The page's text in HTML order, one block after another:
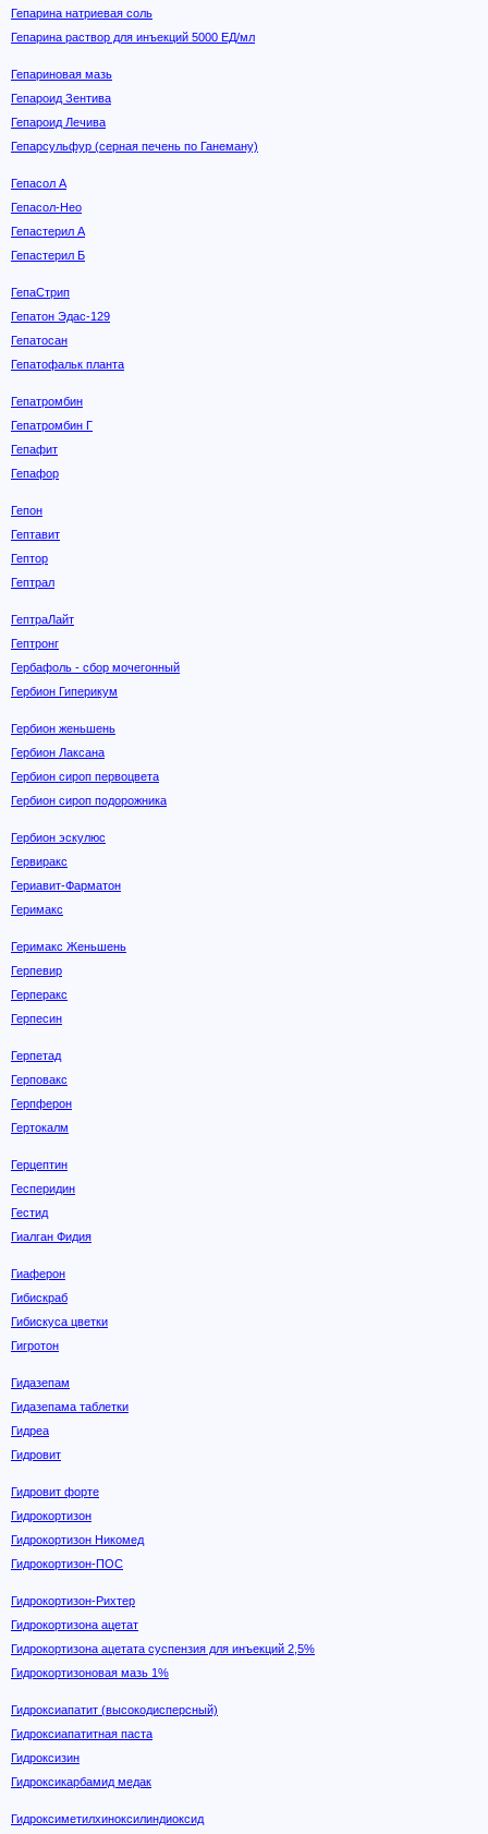
Гепарина натриевая соль
Гепарина раствор для инъекций 5000 ЕД/мл
Гепариновая мазь
Гепароид Зентива
Гепароид Лечива
Гепарсульфур (серная печень по Ганеману)
Гепасол А
Гепасол-Нео
Гепастерил А
Гепастерил Б
ГепаСтрип
Гепатон Эдас-129
Гепатосан
Гепатофальк планта
Гепатромбин
Гепатромбин Г
Гепафит
Гепафор
Гепон
Гептавит
Гептор
Гептрал
ГептраЛайт
Гептронг
Гербафоль - сбор мочегонный
Гербион Гиперикум
Гербион женьшень
Гербион Лаксана
Гербион сироп первоцвета
Гербион сироп подорожника
Гербион эскулюс
Гервиракс
Гериавит-Фарматон
Геримакс
Геримакс Женьшень
Герпевир
Герперакс
Герпесин
Герпетад
Герповакс
Герпферон
Гертокалм
Герцептин
Гесперидин
Гестид
Гиалган Фидия
Гиаферон
Гибискраб
Гибискуса цветки
Гигротон
Гидазепам
Гидазепама таблетки
Гидреа
Гидровит
Гидровит форте
Гидрокортизон
Гидрокортизон Никомед
Гидрокортизон-ПOC
Гидрокортизон-Рихтер
Гидрокортизона ацетат
Гидрокортизона ацетата суспензия для инъекций 2,5%
Гидрокортизоновая мазь 1%
Гидроксиапатит (высокодисперсный)
Гидроксиапатитная паста
Гидроксизин
Гидроксикарбамид медак
Гидроксиметилхиноксилиндиоксид